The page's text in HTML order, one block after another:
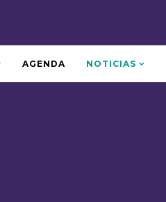
AGENDA NOTICIAS